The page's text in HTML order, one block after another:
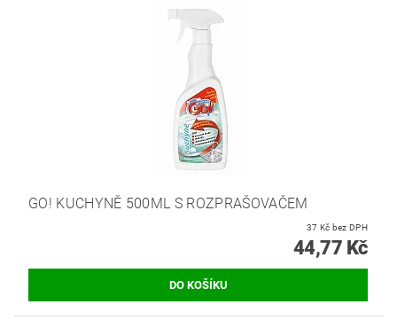
GO! KUCHYNĚ 500ML S ROZPRAŠOVAČEM
37 Kč bez DPH
44,77 Kč